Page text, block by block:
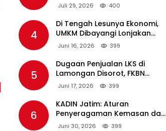
Pertahanan Maritim Lewat PT
Juli 29, 2026 400
4
Di Tengah Lesunya Ekonomi,
UMKM Dibayangi Lonjakan
Harga BBM Nonsubsidi
Juni 16, 2026 399
5
Dugaan Penjualan LKS di
Lamongan Disorot, FKBN
Minta APH dan Dinas
Juni 17, 2026 399
6
KADIN Jatim: Aturan
Penyeragaman Kemasan dan
Larangan Bahan Tambahan
Juni 30, 2026 399